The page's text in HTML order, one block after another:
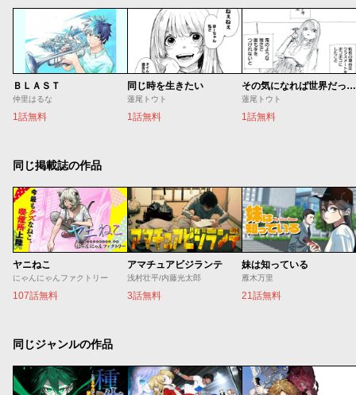
ＢＬＡＳＴ
仲里はるな
1話無料
同じ時を生きたい
蓮尾トウト
1話無料
その気になれば世界だってぶっ壊せる
蓮尾トウト
1話無料
同じ掲載誌の作品
ヤニねこ
にゃんにゃんファクトリー
107話無料
アマチュアビジランテ
浅村壮平/内藤光太郎
3話無料
妹は知っている
雁木万里
21話無料
同じジャンルの作品